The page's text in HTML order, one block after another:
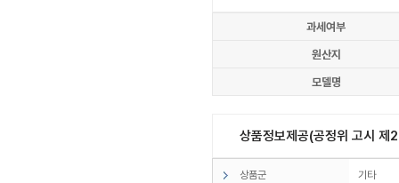
과세여부
원산지
모델명
상품정보제공(공정위 고시
상품군 기타